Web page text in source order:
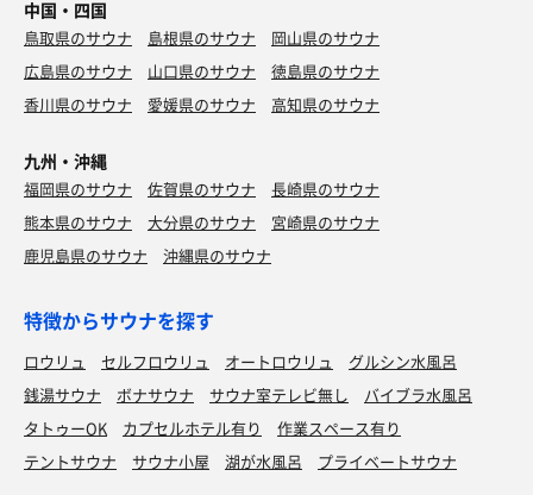
中国・四国
鳥取県のサウナ 島根県のサウナ
岡山県のサウナ
広島県のサウナ
山口県のサウナ
徳島県のサウナ
香川県のサウナ
愛媛県のサウナ 高知県のサウナ
九州・沖縄
福岡県のサウナ 佐賀県のサウナ
長崎県のサウナ
熊本県のサウナ
大分県のサウナ
宮崎県のサウナ
鹿児島県のサウナ
沖縄県のサウナ
特徴からサウナを探す
ロウリュ セルフロウリュ オートロウリュ
グルシン水風呂
銭湯サウナ
ボナサウナ サウナ室テレビ無し
バイブラ水風呂
タトゥーOK
カプセルホテル有り
作業スペース有り
テントサウナ
サウナ小屋 湖が水風呂 プライベートサウナ